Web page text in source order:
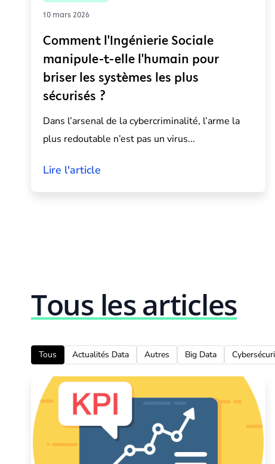
10 mars 2026
Comment l'Ingénierie Sociale
manipule-t-elle l'humain pour
briser les systèmes les plus
sécurisés ?
Dans l’arsenal de la cybercriminalité, l’arme la
plus redoutable n’est pas un virus...
Lire l'article
Tous les articles
Tous Actualités Data Autres Big Data